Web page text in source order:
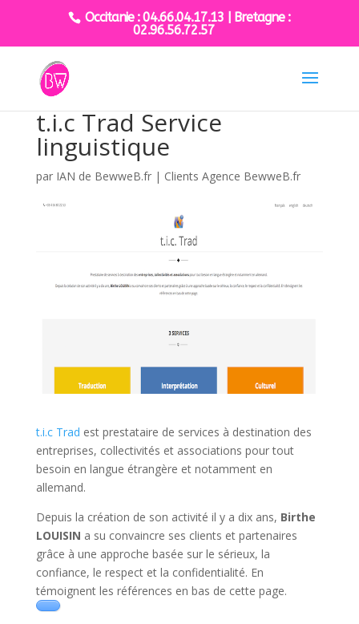
Occitanie : 04.66.04.17.13 | Bretagne :
02.96.56.72.57
t.i.c Trad Service
linguistique
par IAN de BewweB.fr| Clients Agence BewweB.fr
t.i.c Trad est prestataire de services à destination des
entreprises, collectivités et associations pour tout
besoin en langue étrangère et notamment en
allemand.
Depuis la création de son activité il y a dix ans, Birthe
LOUISIN a su convaincre ses clients et partenaires
grâce à une approche basée sur le sérieux, la
confiance, le respect et la confidentialité. En
témoignent les références en bas de cette page.